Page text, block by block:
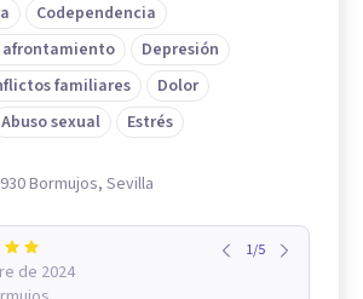
Codependencia
afrontamiento
Depresión
familiares
Dolor
Abuso sexual Estrés
Bormujos, Sevilla
de 2024
1/5